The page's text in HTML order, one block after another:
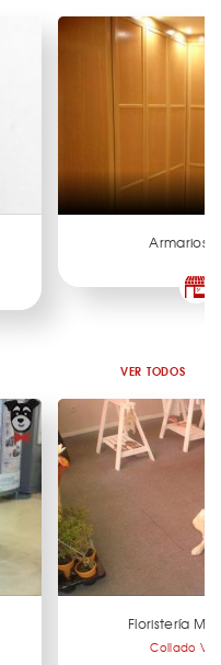
Armarios
VER TODOS
Floristería
Collado